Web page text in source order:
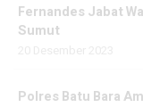
Fernandes Jabat
Sumut
Polres Batu Bara